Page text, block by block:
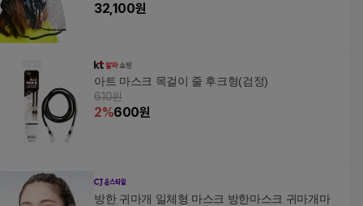
32,100원
아트 마스크 목걸이 줄 후크형(검정)
610원
2%600원
방한 귀마개 일체형 마스크 방한마스크 귀마개마